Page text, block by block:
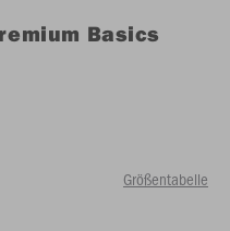
Basics
Größentabelle